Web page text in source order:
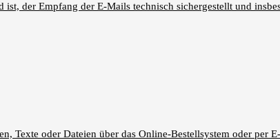
der Empfang der E-Mails technisch sichergestellt und
Texte oder Dateien über das Online-Bestellsystem oder per